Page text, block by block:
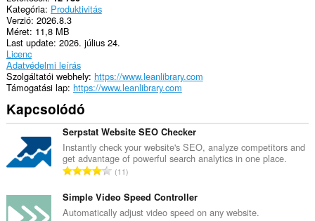
Kategória Produktivitás
Verzió 2026.8.3
Méret 11,8 MB
Last update 2026. július 24.
Licenc
Adatvédelmi leírás
Szolgáltatói webhely https://www.leanlibrary.com
Támogatási lap https://www.leanlibrary.com
Kapcsolódó
Serpstat Website SEO Checker
Instantly check your website's SEO, analyze competitors and
get advantage of powerful search analytics in one place.
Ö
s
z
11
Simple Video Speed Controller
Automatically adjust video speed on any website.